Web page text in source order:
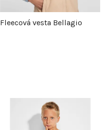
Fleecová vesta Bellagio